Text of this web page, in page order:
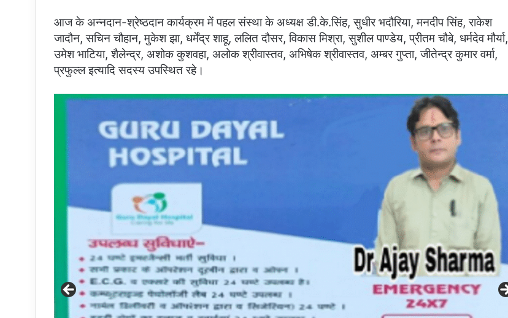
आज के अन्नदान-श्रेष्ठदान कार्यक्रम में पहल संस्था के अध्यक्ष डी.के.सिंह, सुधीर भदौरिया, मनदीप सिंह, राकेश
जादौन, सचिन चौहान, मुकेश झा, धर्मेंद्र शाहू, ललित दौसर, विकास मिश्रा, सुशील पाण्डेय, प्रीतम चौबे, धर्मदेव मौर्या,
उमेश भाटिया, शैलेन्द्र, अशोक कुशवहा, अलोक श्रीवास्तव, अभिषेक श्रीवास्तव, अम्बर गुप्ता, जीतेन्द्र कुमार वर्मा,
प्रफुल्ल इत्यादि सदस्य उपस्थित रहे।